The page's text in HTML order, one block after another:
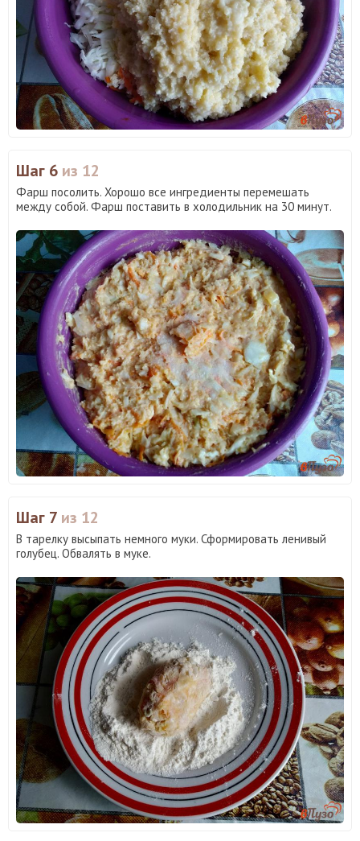
Шаг 6 из 12
Фарш посолить. Хорошо все ингредиенты перемешать
между собой. Фарш поставить в холодильник на 30 минут.
Шаг 7 из 12
В тарелку высыпать немного муки. Сформировать ленивый
голубец. Обвалять в муке.